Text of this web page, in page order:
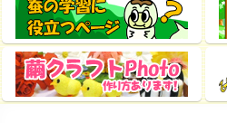
に
立
つ
ペ
学
習
に
ニ
メ
シ
繭
ク
ラ
ん
な